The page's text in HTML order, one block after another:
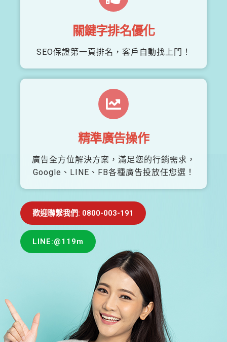
關鍵字排名優化
SEO保證第一頁排名，客戶自動找上門！
精準廣告操作
廣告全方位解決方案，滿足您的行銷需求，
Google、LINE、FB各種廣告投放任您選！
歡迎聯繫我們: 0800-003-191
LINE:@119m